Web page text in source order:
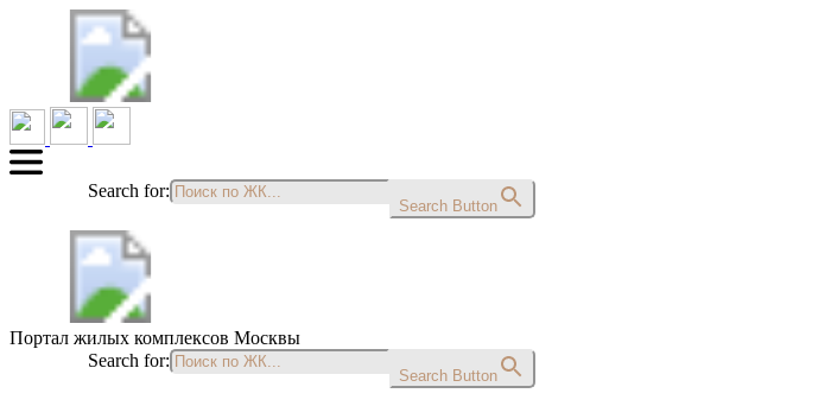
Search for:
Search Button
Портал жилых комплексов Москвы
Search for:
Search Button